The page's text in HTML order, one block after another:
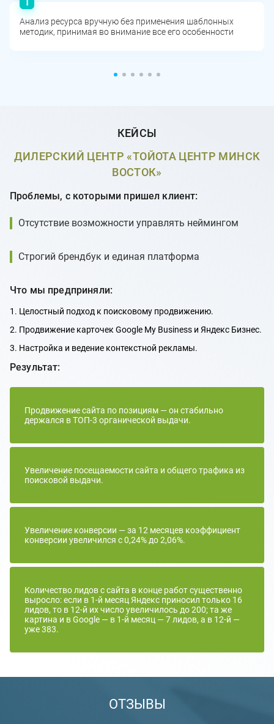
Анализ ресурса вручную без применения шаблонных
методик, принимая во внимание все его особенности
КЕЙСЫ
ДИЛЕРСКИЙ ЦЕНТР «ТОЙОТА ЦЕНТР МИНСК
ВОСТОК»
Проблемы, с которыми пришел клиент:
Отсутствие возможности управлять неймингом
Строгий брендбук и единая платформа
Что мы предприняли:
1. Целостный подход к поисковому продвижению.
2. Продвижение карточек Google My Business и Яндекс Бизнес.
3. Настройка и ведение контекстной рекламы.
Результат:
Продвижение сайта по позициям — он стабильно
держался в ТОП-3 органической выдачи.
Увеличение посещаемости сайта и общего трафика из
поисковой выдачи.
Увеличение конверсии — за 12 месяцев коэффициент
конверсии увеличился с 0,24% до 2,06%.
Количество лидов с сайта в конце работ существенно
выросло: если в 1-й месяц Яндекс приносил только 16
лидов, то в 12-й их число увеличилось до 200; та же
картина и в Google — в 1-й месяц — 7 лидов, а в 12-й —
уже 383.
ОТЗЫВЫ